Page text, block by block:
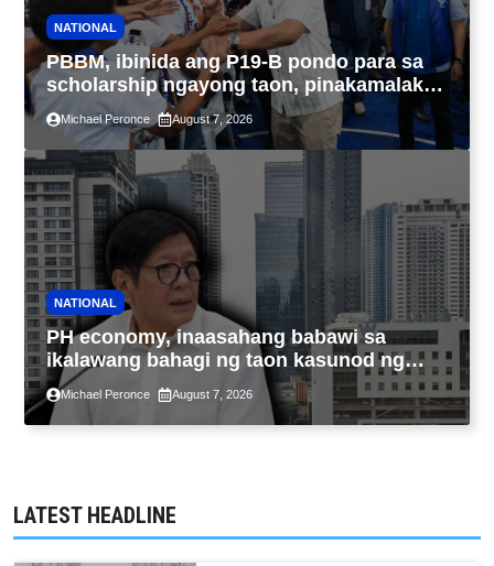
NATIONAL
PBBM, ibinida ang P19-B pondo para sa
scholarship ngayong taon, pinakamalaki
sa kasaysayan ng TESDA
Michael Peronce August 7, 2026
NATIONAL
PH economy, inaasahang babawi sa
ikalawang bahagi ng taon kasunod ng
2.3% GDP dulot ng Middle East war,
pagkaantala ng public construction
Michael Peronce August 7, 2026
LATEST HEADLINE